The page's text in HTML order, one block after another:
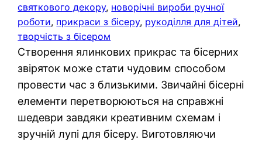
святкового декору, новорічні вироби ручної
роботи, прикраси з бісеру, рукоділля для дітей
творчість з бісером
Створення ялинкових прикрас та бісерних
звіряток може стати чудовим способом
провести час з близькими. Звичайні бісерні
елементи перетворюються на справжні
шедеври завдяки креативним схемам і
зручній лупі для бісеру. Виготовляючи